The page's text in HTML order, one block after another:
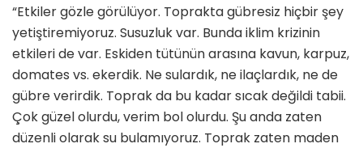
“Etkiler gözle görülüyor. Toprakta gübresiz hiçbir şey
yetiştiremiyoruz. Susuzluk var. Bunda iklim krizinin
etkileri de var. Eskiden tütünün arasına kavun, karpuz,
domates vs. ekerdik. Ne sulardık, ne ilaçlardık, ne de
gübre verirdik. Toprak da bu kadar sıcak değildi tabii.
Çok güzel olurdu, verim bol olurdu. Şu anda zaten
düzenli olarak su bulamıyoruz. Toprak zaten maden